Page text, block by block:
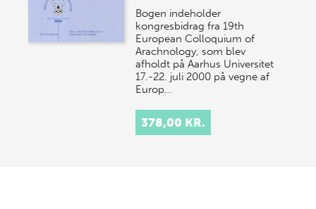
Bogen indeholder
kongresbidrag fra 19th
European Colloquium of
Arachnology, som blev
afholdt på Aarhus Universitet
17.-22. juli 2000 på vegne af
Europ…
378,00 KR.